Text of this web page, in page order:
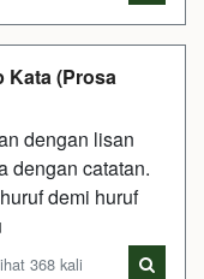
Kata (Prosa
dengan lisan
dengan catatan.
demi huruf
368 kali